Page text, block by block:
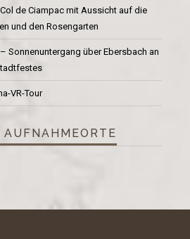
de Ciampac mit Aussicht auf die
und den Rosengarten
Sonnenuntergang über Ebersbach an
VR-Tour